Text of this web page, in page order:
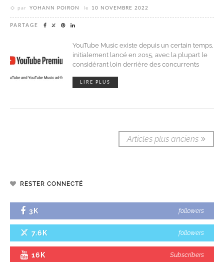
par YOHANN POIRON le 10 NOVEMBRE 2022
PARTAGE
YouTube Music existe depuis un certain temps,
initialement lancé en 2015, avec la plupart le
considérant loin derrière des concurrents
LIRE PLUS
Articles plus anciens
RESTER CONNECTÉ
3K followers
7.6K followers
16K Subscribers